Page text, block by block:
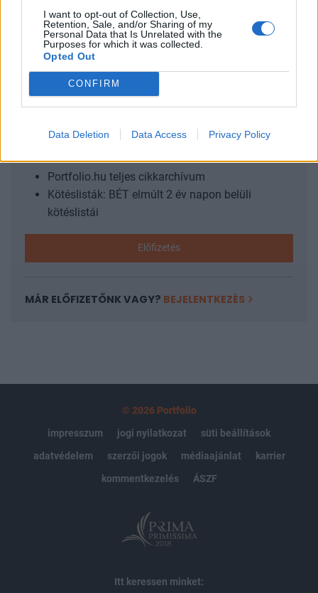
I want to opt-out of Collection, Use,
Retention, Sale, and/or Sharing of my
Personal Data that Is Unrelated with the
Purposes for which it was collected.
Opted Out
CONFIRM
Data Deletion Data Access Privacy Policy
a mesterséges intelligencia önmagában mire képes, hanem
az, hogy egy konkrét energetikai rendszerben...
KEDVES OLVASÓNK!
A keresett cikk a portfolio.hu hírarchívumához
regisztrációhoz kötött.
Az előfizetés a következőket tartalmazza:
Portfolio.hu teljes cikkarchívum
Kötéslisták: BÉT elmúlt 2 év napon belüli
kötéslistái
Előfizetés
MÁR ELŐFIZETŐNK VAGY? BEJELENTKEZÉS
© 2026 Portfolio
impresszum
jogi nyilatkozat
süti beállítások
adatvédelem
szerzői jogok médiaajánlat
karrier
kommentkezelés
ÁSZF
Itt keressen minket: